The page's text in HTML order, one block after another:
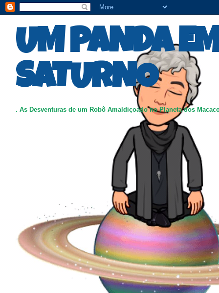
UM PANDA
SATURNO
. As Desventuras de um Robô Amaldiçoado no Planeta dos